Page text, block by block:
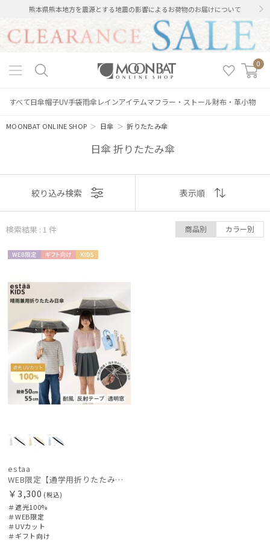
熊本県熊本地方を震源とする地震の影響によるお荷物のお届けについて
0
すべて日傘帽子UV手袋雨傘 レインアイテムマフラー・ストール財布・革小物
MOONBAT ONLINE SHOP ＞ 日傘 ＞折りたたみ傘
日傘 折りたたみ傘
カテゴリー
ブランド
傘機能
手袋・アームカバー
その他
表示
おすすめ
価格の高い
順
価格の低い
順
人気順
売上点数順
絞り込み検索 表示順
検索結果 : 1 件 商品別 カラー別
estaa
WEB限定【通学用折りたたみ日傘】キッズ日傘 プレーン 遮光100 UV100 耐風
￥3,300 (税込)
＃遮光100%
＃WEB限定
＃UVカット
＃ギフト向け